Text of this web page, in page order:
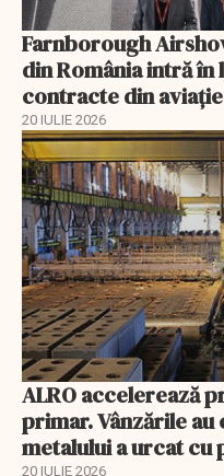
Farnborough
din România intră
contracte din
20 IULIE 2026
ALRO accelerează
primar. Vânzările
metalului a urcat cu
20 IULIE 2026